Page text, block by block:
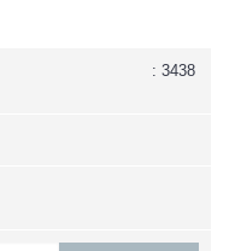
: 3438